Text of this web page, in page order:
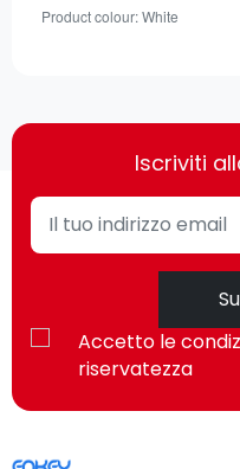
Product colour: White
Iscriviti
Accetto le
riservatezza